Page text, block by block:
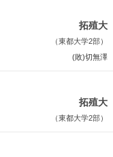
拓殖大
（東都大学2部）
(敗)切無澤
拓殖大
（東都大学2部）